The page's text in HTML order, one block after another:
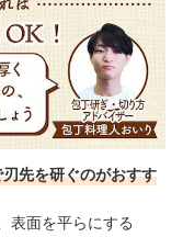
先を研ぐのがおすす
面を平らにする